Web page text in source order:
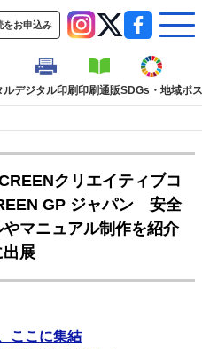
をお申込み
ルデジタル印刷印刷通販SDGs・地域ポ
動画コンテンツ
デジタル印刷
印刷通販
クリエイティブコ
GP ジャパン 安全
やマニュアル制作を紹介
出展
ここに集結